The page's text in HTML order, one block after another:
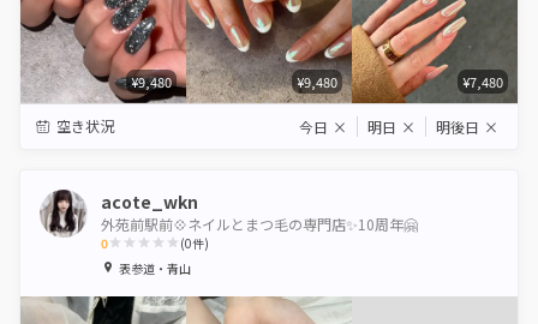
¥9,480 ¥9,480 ¥7,480
空き状況 今日 × 明日 × 明後日 ×
acote_wkn
外苑前駅前💠ネイルとまつ毛の専門店✨10周年🤗
0
1 2 3 4 5
(0件)
表参道・青山